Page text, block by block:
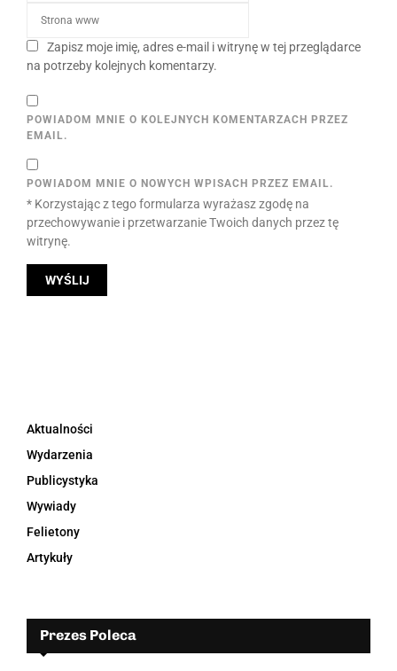
Zapisz moje imię, adres e-mail i witrynę w tej przeglądarce
na potrzeby kolejnych komentarzy.
POWIADOM MNIE O KOLEJNYCH KOMENTARZACH PRZEZ
EMAIL.
POWIADOM MNIE O NOWYCH WPISACH PRZEZ EMAIL.
* Korzystając z tego formularza wyrażasz zgodę na
przechowywanie i przetwarzanie Twoich danych przez tę
witrynę.
Aktualności
Wydarzenia
Publicystyka
Wywiady
Felietony
Artykuły
Prezes Poleca